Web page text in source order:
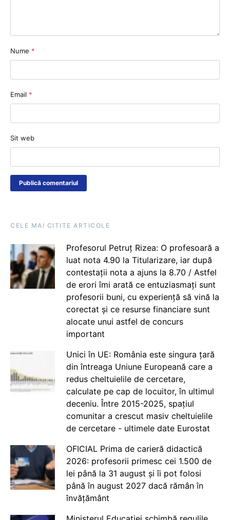
Nume *
Email *
Sit web
CELE MAI CITITE ARTICOLE
Profesorul Petruț Rizea: O profesoară a
luat nota 4.90 la Titularizare, iar după
contestații nota a ajuns la 8.70 / Astfel
de erori îmi arată ce entuziasmați sunt
profesorii buni, cu experiență să vină la
corectat și ce resurse financiare sunt
alocate unui astfel de concurs
important
Unici în UE: România este singura țară
din întreaga Uniune Europeană care a
redus cheltuielile de cercetare,
calculate pe cap de locuitor, în ultimul
deceniu. Între 2015-2025, spațiul
comunitar a crescut masiv cheltuielile
de cercetare - ultimele date Eurostat
OFICIAL Prima de carieră didactică
2026: profesorii primesc cei 1.500 de
lei până la 31 august și îi pot folosi
până în august 2027 dacă rămân în
învățământ